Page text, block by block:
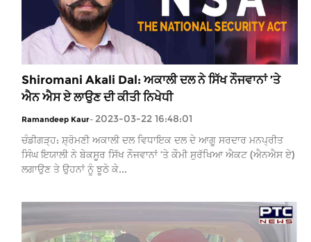
Shiromani Akali Dal: ਅਕਾਲੀ ਦਲ ਨੇ ਸਿੱਖ ਨੌਜਵਾਨਾਂ ’ਤੇ
ਐਨ ਐਸ ਏ ਲਾਉਣ ਦੀ ਕੀਤੀ ਨਿਖੇਧੀ
Ramandeep Kaur- 2023-03-22 16:48:01
ਚੰਡੀਗੜ੍ਹ: ਸ਼੍ਰੋਮਣੀ ਅਕਾਲੀ ਦਲ ਵਿਧਾਇਕ ਦਲ ਦੇ ਆਗੂ ਸਰਦਾਰ ਮਨਪ੍ਰੀਤ
ਸਿੰਘ ਇਯਾਲੀ ਨੇ ਬੇਕਸੂਰ ਸਿੱਖ ਨੌਜਵਾਨਾਂ ’ਤੇ ਕੌਮੀ ਸੁਰੱਖਿਆ ਐਕਟ (ਐਨਐਸ ਏ)
ਲਗਾਉਣ ਤੇ ਉਹਨਾਂ ਨੂੰ ਝੂਠੇ ਕੇ...